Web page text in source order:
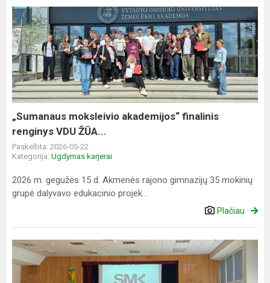
„Sumanaus
moksleivio
akademijos“
finalinis
renginys
VDU
ŽŪA...
„Sumanaus moksleivio akademijos“ finalinis
renginys VDU ŽŪA...
Paskelbta: 2026-05-22
Kategorija: Ugdymas karjerai
2026 m. gegužės 15 d. Akmenės rajono gimnazijų 35 mokinių
grupė dalyvavo edukacinio projek...
Plačiau
Įkvepiantis
susitikimas
su